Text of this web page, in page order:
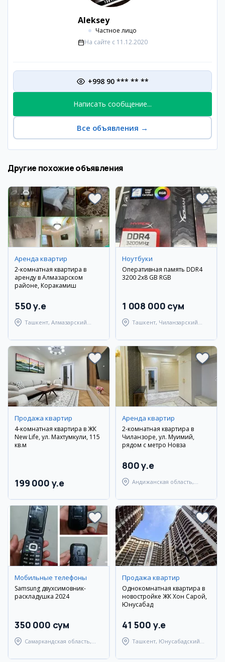
Aleksey
Частное лицо
На сайте с 11.12.2020
+998 90 *** ** **
Написать сообщение...
Все объявления →
Другие похожие объявления
Аренда квартир
2-комнатная квартира в
аренду в Алмазарском
районе, Коракамиш
550 y.e
Ташкент, Алмазарский
Ноутбуки
Оперативная память DDR4
3200 2x8 GB RGB
1 008 000 сум
Ташкент, Чиланзарский
Продажа квартир
4-комнатная квартира в ЖК
New Life, ул. Махтумкули, 115
кв.м
199 000 y.e
Аренда квартир
2-комнатная квартира в
Чиланзоре, ул. Муқимий,
рядом с метро Новза
800 y.e
Андижанская область,
Мобильные телефоны
Samsung двухсимовник-
раскладушка 2024
350 000 сум
Самаркандская область,
Продажа квартир
Однокомнатная квартира в
новостройке ЖК Хон Сарой,
Юнусабад
41 500 y.e
Ташкент, Юнусабадский